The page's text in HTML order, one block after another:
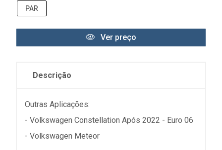
PAR
Ver preço
Descrição
Outras Aplicações:
- Volkswagen Constellation Após 2022 - Euro 06
- Volkswagen Meteor